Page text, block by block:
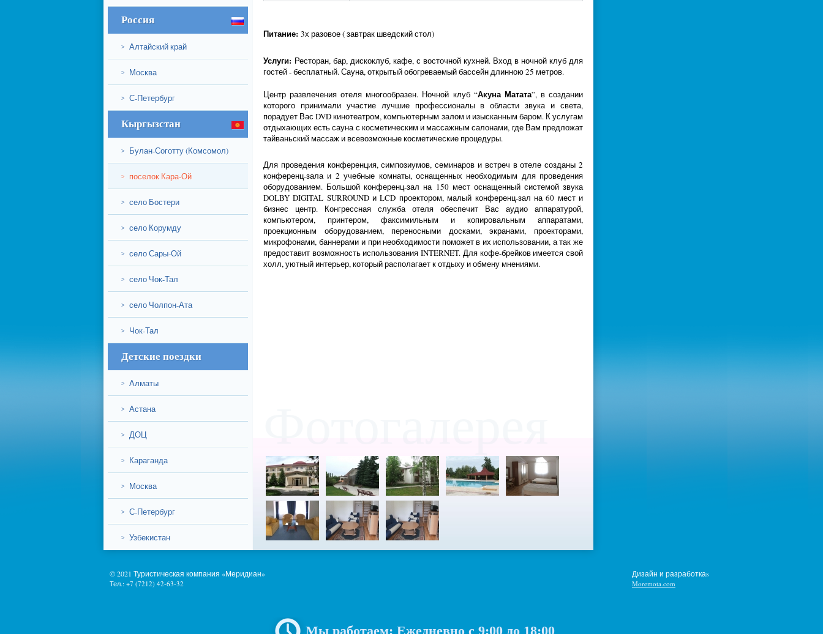
Россия
> Алтайский край
> Москва
> С-Петербург
Кыргызстан
> Булан-Соготту (Комсомол)
> поселок Кара-Ой
> село Бостери
> село Корумду
> село Сары-Ой
> село Чок-Тал
> село Чолпон-Ата
> Чок-Тал
Детские поездки
> Алматы
> Астана
> ДОЦ
> Караганда
> Москва
> С-Петербург
> Узбекистан
Питание: 3х разовое ( завтрак шведский стол)
Услуги: Ресторан, бар, дискоклуб, кафе, с восточной кухней. Вход в ночной клуб для
гостей - бесплатный. Сауна, открытый обогреваемый бассейн длинною 25 метров.
Центр развлечения отеля многообразен. Ночной клуб “Акуна Матата”, в создании
которого принимали участие лучшие профессионалы в области звука и света,
порадует Вас DVD кинотеатром, компьютерным залом и изысканным баром. К услугам
отдыхающих есть сауна с косметическим и массажным салонами, где Вам предложат
тайваньский массаж и всевозможные косметические процедуры.
Для проведения конференция, симпозиумов, семинаров и встреч в отеле созданы 2
конференц-зала и 2 учебные комнаты, оснащенных необходимым для проведения
оборудованием. Большой конференц-зал на 150 мест оснащенный системой звука
DOLBY DIGITAL SURROUND и LCD проектором, малый конференц-зал на 60 мест и
бизнес центр. Конгрессная служба отеля обеспечит Вас аудио аппаратурой,
компьютером, принтером, факсимильным и копировальным аппаратами,
проекционным оборудованием, переносными досками, экранами, проекторами,
микрофонами, баннерами и при необходимости поможет в их использовании, а так же
предоставит возможность использования INTERNET. Для кофе-брейков имеется свой
холл, уютный интерьер, который располагает к отдыху и обмену мнениями.
© 2021 Туристическая компания «Меридиан»
Тел.: +7 (7212) 42-63-32
Мы работаем: Ежедневно с 9:00до 18:00
Дизайн и разработкаs
Moremota.com